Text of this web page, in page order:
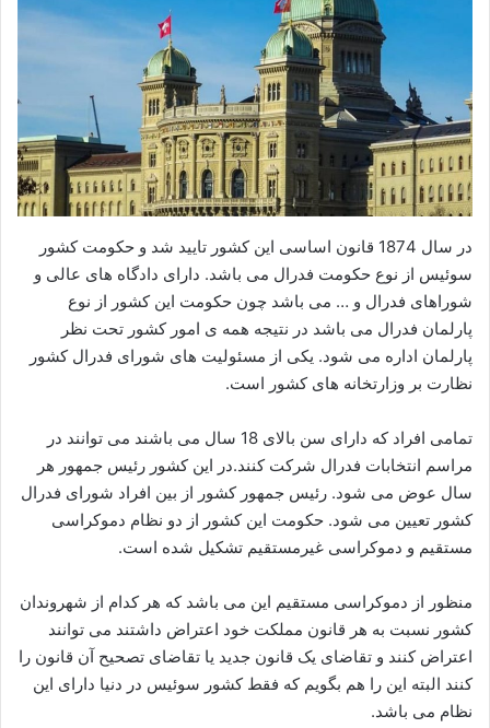
در سال 1874 قانون اساسی این کشور تایید شد و حکومت کشور
سوئیس از نوع حکومت فدرال می باشد. دارای دادگاه های عالی و
شوراهای فدرال و … می باشد چون حکومت این کشور از نوع
پارلمان فدرال می باشد در نتیجه همه ی امور کشور تحت نظر
پارلمان اداره می شود. یکی از مسئولیت های شورای فدرال کشور
نظارت بر وزارتخانه های کشور است.
تمامی افراد که دارای سن بالای 18 سال می باشند می توانند در
مراسم انتخابات فدرال شرکت کنند.در این کشور رئیس جمهور هر
سال عوض می شود. رئیس جمهور کشور از بین افراد شورای فدرال
کشور تعیین می شود. حکومت این کشور از دو نظام دموکراسی
مستقیم و دموکراسی غیرمستقیم تشکیل شده است.
منظور از دموکراسی مستقیم این می باشد که هر کدام از شهروندان
کشور نسبت به هر قانون مملکت خود اعتراض داشتند می توانند
اعتراض کنند و تقاضای یک قانون جدید یا تقاضای تصحیح آن قانون را
کنند البته این را هم بگویم که فقط کشور سوئیس در دنیا دارای این
نظام می باشد.